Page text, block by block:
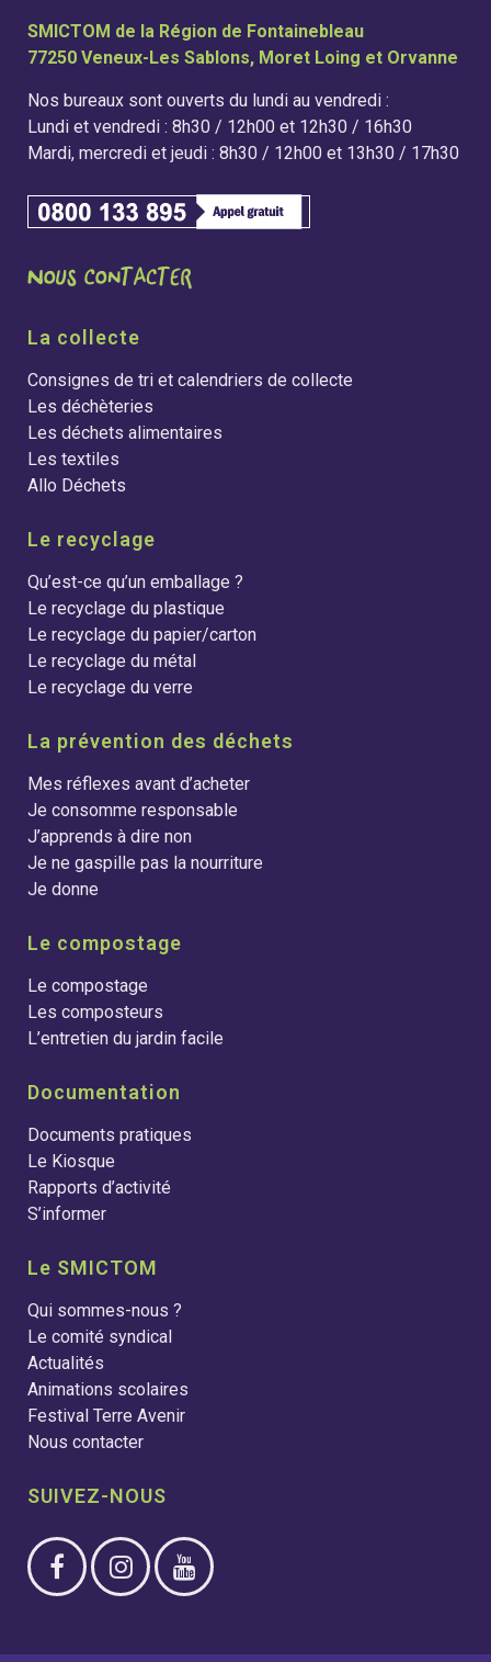
SMICTOM de la Région de Fontainebleau
77250 Veneux-Les Sablons, Moret Loing et Orvanne
Nos bureaux sont ouverts du lundi au vendredi :
Lundi et vendredi : 8h30 / 12h00 et 12h30 / 16h30
Mardi, mercredi et jeudi : 8h30 / 12h00 et 13h30 / 17h30
La collecte
Consignes de tri et calendriers de collecte
Les déchèteries
Les déchets alimentaires
Les textiles
Allo Déchets
Le recyclage
Qu’est-ce qu’un emballage ?
Le recyclage du plastique
Le recyclage du papier/carton
Le recyclage du métal
Le recyclage du verre
La prévention des déchets
Mes réflexes avant d’acheter
Je consomme responsable
J’apprends à dire non
Je ne gaspille pas la nourriture
Je donne
Le compostage
Le compostage
Les composteurs
L’entretien du jardin facile
Documentation
Documents pratiques
Le Kiosque
Rapports d’activité
S’informer
Le SMICTOM
Qui sommes-nous ?
Le comité syndical
Actualités
Animations scolaires
Festival Terre Avenir
Nous contacter
SUIVEZ-NOUS